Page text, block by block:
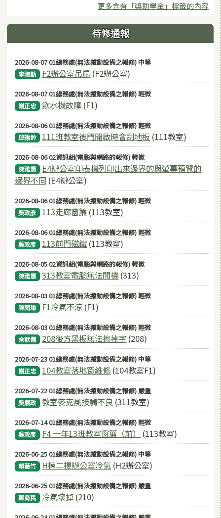
更多含有「獎助學金」標籤的內容
待修通報
2026-08-07 01總務處(無法搬動設備之報修) 中等
李淑勤 F2辦公室吊扇 (F2辦公室)
2026-08-07 01總務處(無法搬動設備之報修) 輕微
謝正忠 飲水機故障 (F1)
2026-08-06 01總務處(無法搬動設備之報修) 輕微
邱雅鈴 111班教室後門開啟時會刮地板 (111教室)
2026-08-06 02資訊組(電腦與網路的報修) 輕微
陳雅惠
E4辦公室印表機列印出來邊界的與螢幕預覽的
邊界不同 (E4辦公室)
2026-08-06 01總務處(無法搬動設備之報修) 輕微
吳政彥 113走廊窗簾 (113教室)
2026-08-06 01總務處(無法搬動設備之報修) 輕微
吳政彥 113前門磁鐵 (113教室)
2026-08-05 02資訊組(電腦與網路的報修) 輕微
陳雅惠 313教室電腦無法開機 (313)
2026-08-03 01總務處(無法搬動設備之報修) 輕微
陳閔琳 F1冷氣不涼 (F1)
2026-08-03 01總務處(無法搬動設備之報修) 輕微
佘歆儀 208後方黑板無法擦掉字 (208)
2026-07-23 01總務處(無法搬動設備之報修) 中等
謝正忠 104教室落地窗維修 (104教室F1)
2026-07-22 01總務處(無法搬動設備之報修) 嚴重
吳展政 教室麥克風接觸不良 (311教室)
2026-07-14 01總務處(無法搬動設備之報修) 輕微
吳政彥 F4 一年13班教室窗簾（前） (113教室)
2026-06-25 01總務處(無法搬動設備之報修) 中等
賴薇竹 H棟二樓辦公室冷氣 (H2辦公室)
2026-06-25 01總務處(無法搬動設備之報修) 嚴重
鄭育民 冷氣壞掉 (210)